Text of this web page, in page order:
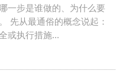
一步是谁做的、为什么要
先从最通俗的概念说起：
或执行措施...